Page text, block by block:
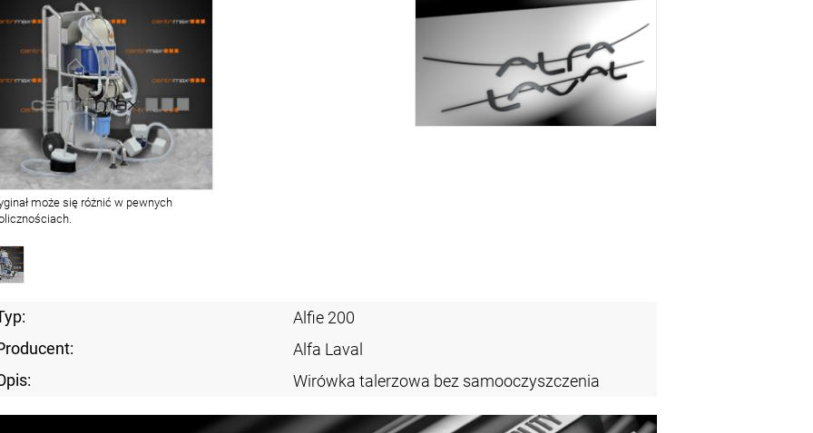
może się różnić w pewnych
Alfie 200
Alfa Laval
Wirówka talerzowa bez samooczyszczenia